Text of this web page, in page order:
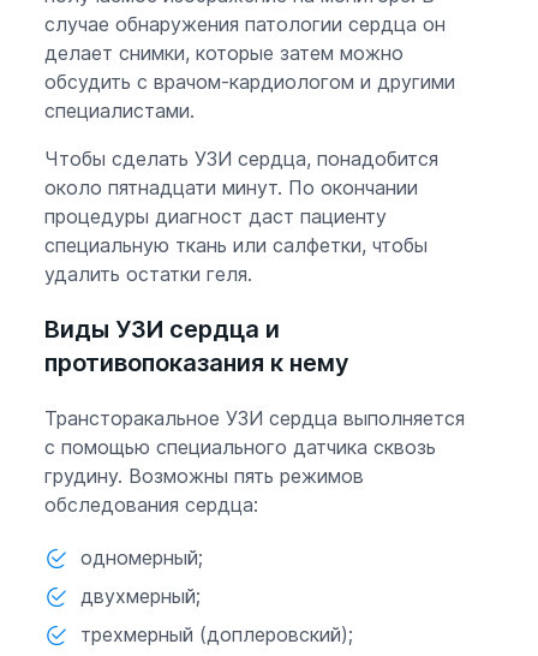
случае обнаружения патологии сердца он
делает снимки, которые затем можно
обсудить с врачом-кардиологом и другими
специалистами.
Чтобы сделать УЗИ сердца, понадобится
около пятнадцати минут. По окончании
процедуры диагност даст пациенту
специальную ткань или салфетки, чтобы
удалить остатки геля.
Виды УЗИ сердца и
противопоказания к нему
Трансторакальное УЗИ сердца выполняется
с помощью специального датчика сквозь
грудину. Возможны пять режимов
обследования сердца:
одномерный;
двухмерный;
трехмерный (доплеровский);